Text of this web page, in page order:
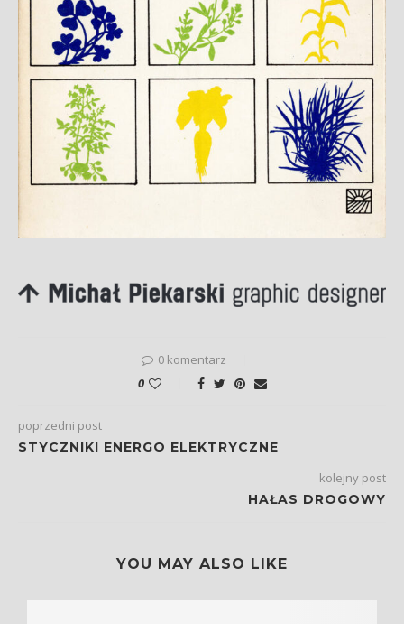
0 komentarz
0
poprzedni post
STYCZNIKI ENERGO ELEKTRYCZNE
kolejny post
HAŁAS DROGOWY
YOU MAY ALSO LIKE